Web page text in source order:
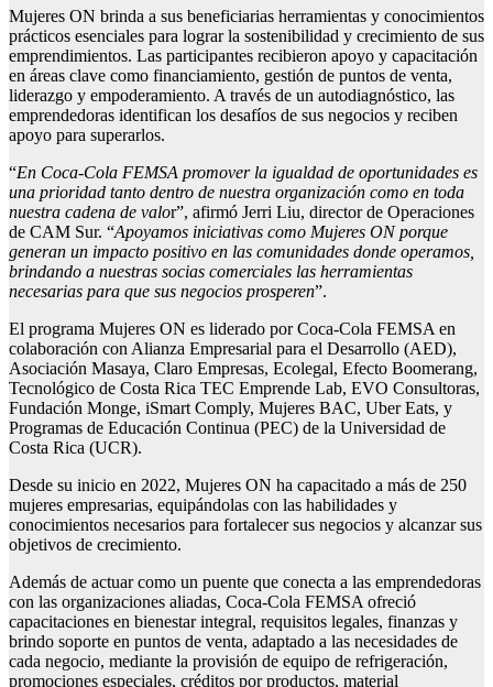
Mujeres ON brinda a sus beneficiarias herramientas y conocimientos
prácticos esenciales para lograr la sostenibilidad y crecimiento de sus
emprendimientos. Las participantes recibieron apoyo y capacitación
en áreas clave como financiamiento, gestión de puntos de venta,
liderazgo y empoderamiento. A través de un autodiagnóstico, las
emprendedoras identifican los desafíos de sus negocios y reciben
apoyo para superarlos.
“En Coca-Cola FEMSA promover la igualdad de oportunidades es
una prioridad tanto dentro de nuestra organización como en toda
nuestra cadena de valor”, afirmó Jerri Liu, director de Operaciones
de CAM Sur. “Apoyamos iniciativas como Mujeres ON porque
generan un impacto positivo en las comunidades donde operamos,
brindando a nuestras socias comerciales las herramientas
necesarias para que sus negocios prosperen”.
El programa Mujeres ON es liderado por Coca-Cola FEMSA en
colaboración con Alianza Empresarial para el Desarrollo (AED),
Asociación Masaya, Claro Empresas, Ecolegal, Efecto Boomerang,
Tecnológico de Costa Rica TEC Emprende Lab, EVO Consultoras,
Fundación Monge, iSmart Comply, Mujeres BAC, Uber Eats, y
Programas de Educación Continua (PEC) de la Universidad de
Costa Rica (UCR).
Desde su inicio en 2022, Mujeres ON ha capacitado a más de 250
mujeres empresarias, equipándolas con las habilidades y
conocimientos necesarios para fortalecer sus negocios y alcanzar sus
objetivos de crecimiento.
Además de actuar como un puente que conecta a las emprendedoras
con las organizaciones aliadas, Coca-Cola FEMSA ofreció
capacitaciones en bienestar integral, requisitos legales, finanzas y
brindo soporte en puntos de venta, adaptado a las necesidades de
cada negocio, mediante la provisión de equipo de refrigeración,
promociones especiales, créditos por productos, material